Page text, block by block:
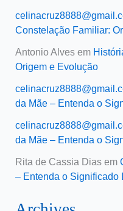
Constelação Familiar:
Antonio Alvesem
Origem e Evolução
da Mãe – Entenda o
da Mãe – Entenda o
Rita de Cassia Diasem
– Entenda o Significado